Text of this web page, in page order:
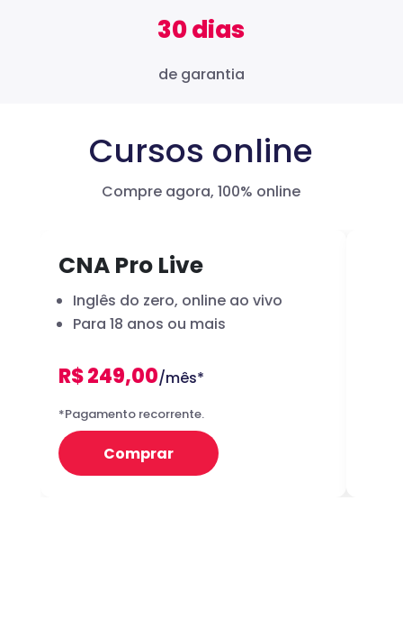
30 dias
de garantia
Cursos online
Compre agora, 100% online
CNA Pro Live
Inglês do zero, online ao vivo
Para 18 anos ou mais
R$ 249,00/mês*
*Pagamento recorrente.
Comprar